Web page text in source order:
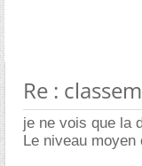
Re :
je ne vois que la
Le niveau moyen